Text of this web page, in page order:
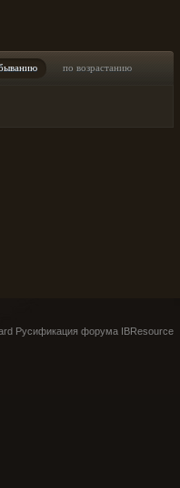
по возрастанию
Русификация форума IBResource